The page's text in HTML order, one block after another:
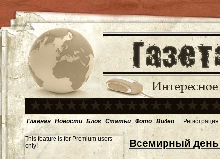
Главная Новости Блог Статьи Фото Видео | Регистрация
This feature is for Premium users
only!
Всемирный